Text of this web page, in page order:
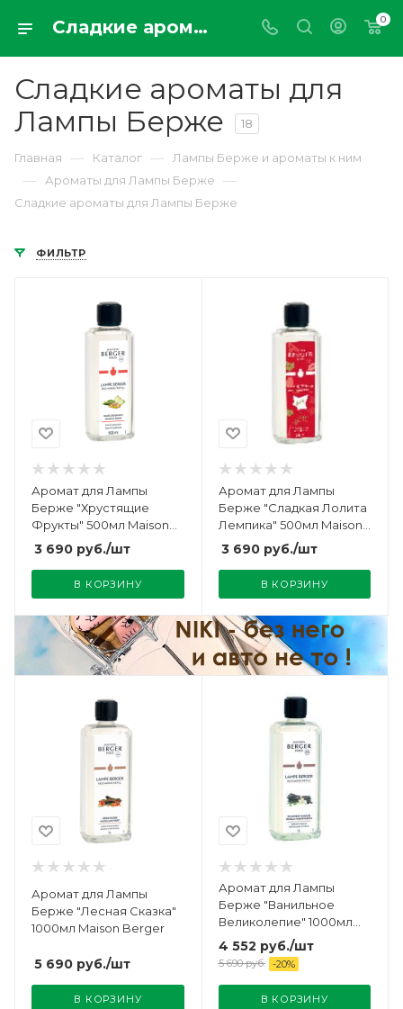
Сладкие ароматы для Лампы Берже (Lampe Berger) 500мл и 1000мл вся коллекция купить онлайн в Москве с доставкой по РФ parfumdemaison.ru 0
Сладкие ароматы для
Лампы Берже
18
Главная — Каталог — Лампы Берже и ароматы к ним
— Ароматы для Лампы Берже —
Сладкие ароматы для Лампы Берже
ФИЛЬТР
Аромат для Лампы
Берже "Хрустящие
Фрукты" 500мл Maison
Berger
3 690 руб./шт
В КОРЗИНУ
Аромат для Лампы
Берже "Сладкая Лолита
Лемпика" 500мл Maison
Berger
3 690руб./шт
В КОРЗИНУ
Аромат для Лампы
Берже "Лесная Сказка"
1000мл Maison Berger
5 690 руб./шт
В КОРЗИНУ
Аромат для Лампы
Берже "Ванильное
Великолепие" 1000мл
Maison Berger
4 552 руб./шт
5 690руб. -20%
В КОРЗИНУ